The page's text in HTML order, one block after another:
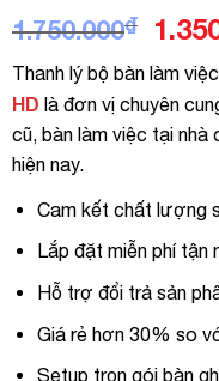
1.750.000₫
Giá
là:
Thanh lý bộ bàn làm
HD là đơn vị chuyên
cũ, bàn làm việc tại
hiện nay.
Cam kết chất lượng
Lắp đặt miễn phí tận
Hỗ trợ đổi trả sản
Giá rẻ hơn 30% so
Setup trọn gói bàn